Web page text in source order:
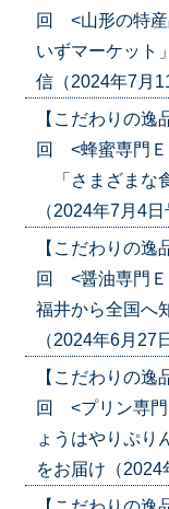
回 <山形の特産
いずマーケット
信（2024年7月
【こだわりの逸
回 <蜂蜜専門Ｅ
「さまざまな
（2024年7月4
【こだわりの逸
回 <醤油専門Ｅ
福井から全国へ
（2024年6月27
【こだわりの逸
回 <プリン専門
ょうはやりぷ
をお届け（2024